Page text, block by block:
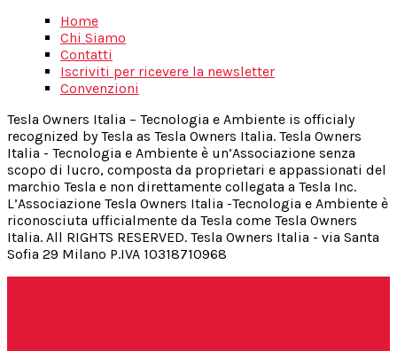
Home
Chi Siamo
Contatti
Iscriviti per ricevere la newsletter
Convenzioni
Tesla Owners Italia – Tecnologia e Ambiente is officialy
recognized by Tesla as Tesla Owners Italia. Tesla Owners
Italia - Tecnologia e Ambiente è un’Associazione senza
scopo di lucro, composta da proprietari e appassionati del
marchio Tesla e non direttamente collegata a Tesla Inc.
L’Associazione Tesla Owners Italia -Tecnologia e Ambiente è
riconosciuta ufficialmente da Tesla come Tesla Owners
Italia. All RIGHTS RESERVED. Tesla Owners Italia - via Santa
Sofia 29 Milano P.IVA 10318710968